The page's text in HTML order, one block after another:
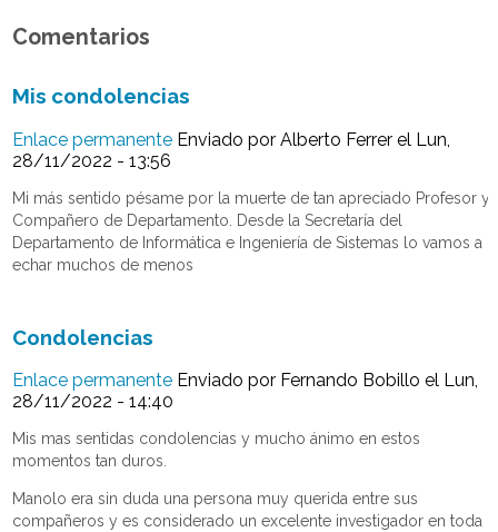
Comentarios
Mis condolencias
Enlace permanente Enviado porAlberto Ferrer el Lun,
28/11/2022 - 13:56
Mi más sentido pésame por la muerte de tan apreciado Profesor y
Compañero de Departamento. Desde la Secretaría del
Departamento de Informática e Ingeniería de Sistemas lo vamos a
echar muchos de menos
Condolencias
Enlace permanente Enviado por Fernando Bobillo el Lun,
28/11/2022 - 14:40
Mis mas sentidas condolencias y mucho ánimo en estos
momentos tan duros.
Manolo era sin duda una persona muy querida entre sus
compañeros y es considerado un excelente investigador en toda